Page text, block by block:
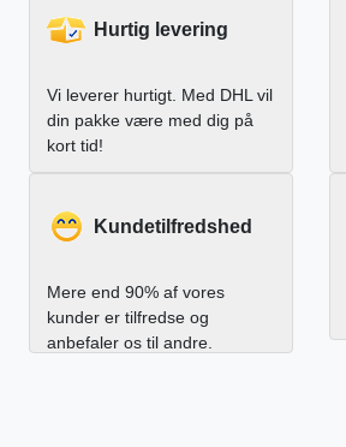
Hurtig levering
Vi leverer hurtigt. Med DHL vil
din pakke være med dig på
kort tid!
Kundetilfredshed
Mere end 90% af vores
kunder er tilfredse og
anbefaler os til andre.